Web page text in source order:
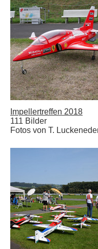
Impellertreffen 2018
111 Bilder
Fotos von T.